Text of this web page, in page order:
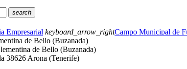
search
Empresarial keyboard_arrow_rightCampo Municipal de
de Bello (Buzanada)
38626 Arona (Tenerife)